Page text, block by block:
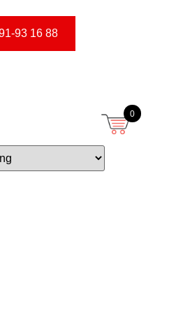
93 16 88
0